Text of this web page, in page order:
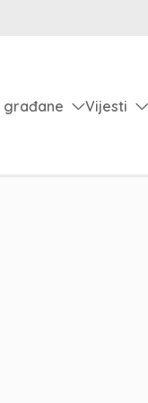
građane Vijesti